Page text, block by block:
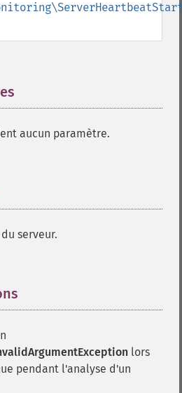
aucun paramètre.
serveur.
lors
pendant l'analyse d'un